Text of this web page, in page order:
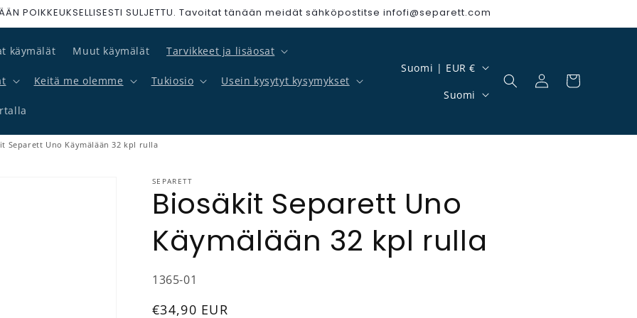
POIKKEUKSELLISESTI SULJETTU. Tavoitat tänään meidät sähköpostitse infofi@separett.com
käymälät Muut käymälät Tarvikkeet ja lisäosat
Keitä me olemme Tukiosio Usein kysytyt kysymykset
Maa/alue Suomi | EUR €
Kieli
Suomi
Kirjaudu sisään
Ostoskori
Separett Uno Käymälään 32 kpl rulla
SEPARETT
Biosäkit Separett Uno
Käymälään 32 kpl rulla
SKU-koodi:
1365-01
Normaalihinta
€34,90 EUR